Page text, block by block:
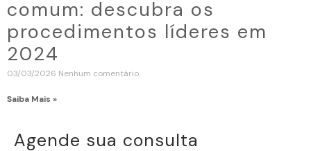
comum: descubra os
procedimentos líderes em
2024
03/03/2026 Nenhum comentário
Saiba Mais »
Agende sua consulta